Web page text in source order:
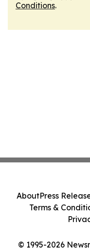
Conditions.
© 1995-2026
AboutPress
Terms &